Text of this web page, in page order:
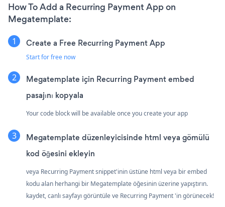
How To Add a Recurring Payment App on
Megatemplate:
Create a Free Recurring Payment App
Start for free now
Megatemplate için Recurring Payment embed
pasajını kopyala
Your code block will be available once you create your app
Megatemplate düzenleyicisinde html veya gömülü
kod öğesini ekleyin
veya Recurring Payment snippet'inin üstüne html veya bir embed
kodu alan herhangi bir Megatemplate öğesinin üzerine yapıştırın.
kaydet, canlı sayfayı görüntüle ve Recurring Payment 'in görünecek!